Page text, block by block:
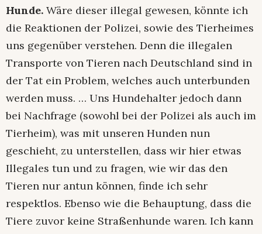
Hunde. Wäre dieser illegal gewesen, könnte ich
die Reaktionen der Polizei, sowie des Tierheimes
uns gegenüber verstehen. Denn die illegalen
Transporte von Tieren nach Deutschland sind in
der Tat ein Problem, welches auch unterbunden
werden muss. … Uns Hundehalter jedoch dann
bei Nachfrage (sowohl bei der Polizei als auch im
Tierheim), was mit unseren Hunden nun
geschieht, zu unterstellen, dass wir hier etwas
Illegales tun und zu fragen, wie wir das den
Tieren nur antun können, finde ich sehr
respektlos. Ebenso wie die Behauptung, dass die
Tiere zuvor keine Straßenhunde waren. Ich kann